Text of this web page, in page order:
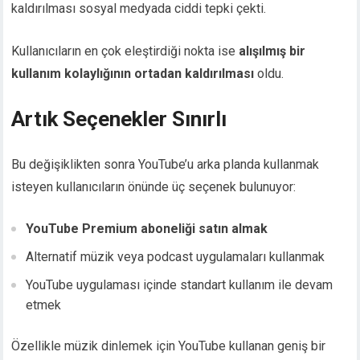
kaldırılması sosyal medyada ciddi tepki çekti.
Kullanıcıların en çok eleştirdiği nokta ise alışılmış bir
kullanım kolaylığının ortadan kaldırılması oldu.
Artık Seçenekler Sınırlı
Bu değişiklikten sonra YouTube’u arka planda kullanmak
isteyen kullanıcıların önünde üç seçenek bulunuyor:
YouTube Premium aboneliği satın almak
Alternatif müzik veya podcast uygulamaları kullanmak
YouTube uygulaması içinde standart kullanım ile devam
etmek
Özellikle müzik dinlemek için YouTube kullanan geniş bir